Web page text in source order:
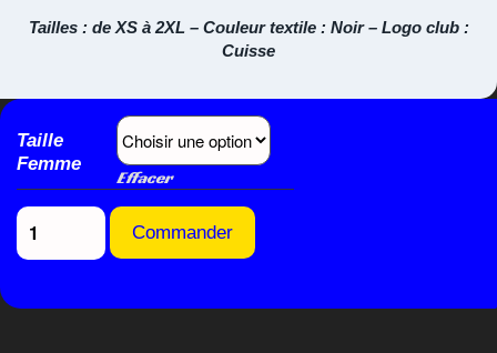
Tailles : de XS à 2XL – Couleur textile : Noir – Logo club :
Cuisse
Taille
Femme
Effacer
Commander